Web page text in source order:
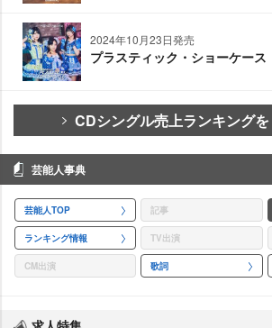
2024年10月23日発売
プラスティック・ショーケース
CDシングル売上ランキング
芸能人事典
芸能人TOP 記事
ランキング情報 TV出演
CM出演 歌詞